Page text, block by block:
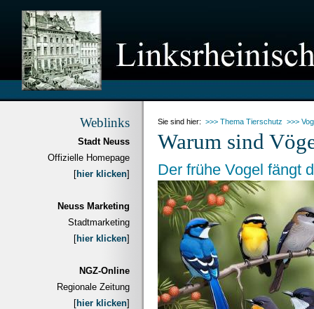
Weblinks
Stadt Neuss
Offizielle Homepage
[hier klicken]
Neuss Marketing
Stadtmarketing
[hier klicken]
NGZ-Online
Regionale Zeitung
[hier klicken]
Sie sind hier: >>> Thema Tierschutz >>>
Warum sind
Der frühe Vogel fängt